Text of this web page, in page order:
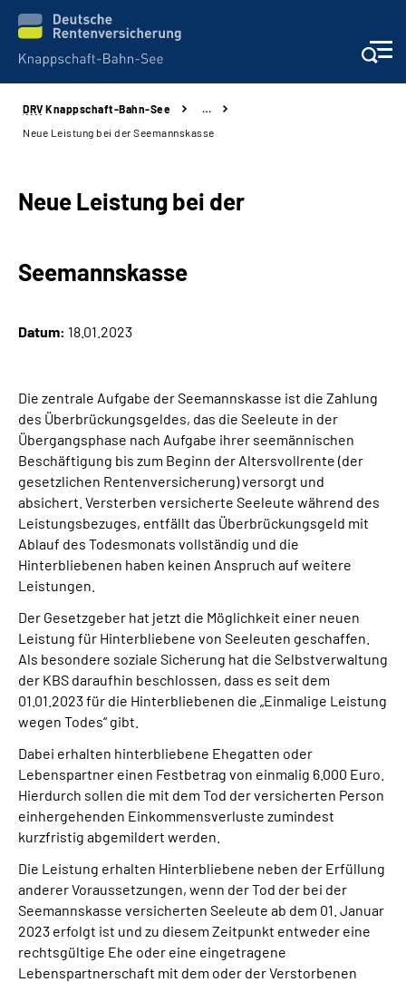
Aktuelles & Presse
KBS exklusiv
Online-Services
Die DRV Knappschaft-Bahn-See in Deutscher
Gebärdensprache
Leichte Sprache
Suche
Mein Kundenportal
DRV Knappschaft-Bahn-See
…
Neue Leistung bei der Seemannskasse
Neue Leistung bei der
Seemannskasse
Datum: 18.01.2023
Die zentrale Aufgabe der Seemannskasse ist die Zahlung
des Überbrückungsgeldes, das die Seeleute in der
Übergangsphase nach Aufgabe ihrer seemännischen
Beschäftigung bis zum Beginn der Altersvollrente (der
gesetzlichen Rentenversicherung) versorgt und
absichert. Versterben versicherte Seeleute während des
Leistungsbezuges, entfällt das Überbrückungsgeld mit
Ablauf des Todesmonats vollständig und die
Hinterbliebenen haben keinen Anspruch auf weitere
Leistungen.
Der Gesetzgeber hat jetzt die Möglichkeit einer neuen
Leistung für Hinterbliebene von Seeleuten geschaffen.
Als besondere soziale Sicherung hat die Selbstverwaltung
der KBS daraufhin beschlossen, dass es seit dem
01.01.2023 für die Hinterbliebenen die „Einmalige Leistung
wegen Todes“ gibt.
Dabei erhalten hinterbliebene Ehegatten oder
Lebenspartner einen Festbetrag von einmalig 6.000 Euro.
Hierdurch sollen die mit dem Tod der versicherten Person
einhergehenden Einkommensverluste zumindest
kurzfristig abgemildert werden.
Die Leistung erhalten Hinterbliebene neben der Erfüllung
anderer Voraussetzungen, wenn der Tod der bei der
Seemannskasse versicherten Seeleute ab dem 01. Januar
2023 erfolgt ist und zu diesem Zeitpunkt entweder eine
rechtsgültige Ehe oder eine eingetragene
Lebenspartnerschaft mit dem oder der Verstorbenen